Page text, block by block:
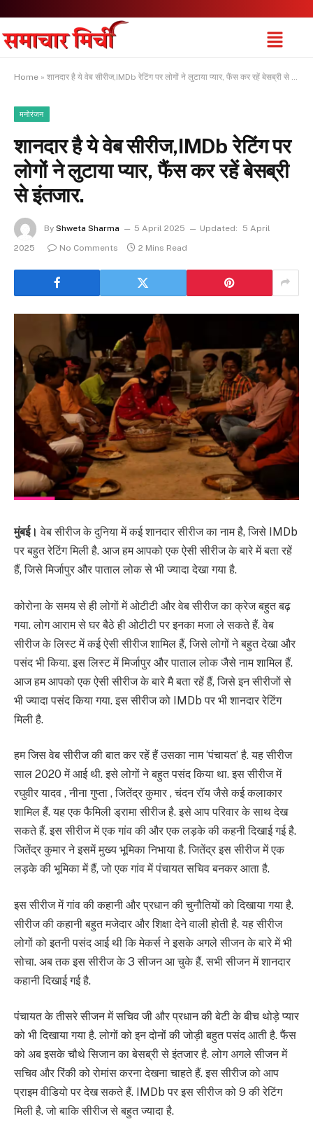
Home » शानदार है ये वेब सीरीज,IMDb रेटिंग पर लोगों ने लुटाया प्यार, फैंस कर रहें बेसब्री से इंतजार.
मनोरंजन
शानदार है ये वेब सीरीज,IMDb रेटिंग पर
लोगों ने लुटाया प्यार, फैंस कर रहें बेसब्री
से इंतजार.
By Shweta Sharma 5 April 2025 Updated:
5 April
2025
No Comments 2 Mins Read
मुंबई। वेब सीरीज के दुनिया में कई शानदार सीरीज का नाम है, जिसे IMDb
पर बहुत रेटिंग मिली है. आज हम आपको एक ऐसी सीरीज के बारे में बता रहें
हैं, जिसे मिर्जापुर और पाताल लोक से भी ज्यादा देखा गया है.
कोरोना के समय से ही लोगों में ओटीटी और वेब सीरीज का क्रेज बहुत बढ़
गया. लोग आराम से घर बैठे ही ओटीटी पर इनका मजा ले सकते हैं. वेब
सीरीज के लिस्ट में कई ऐसी सीरीज शामिल हैं, जिसे लोगों ने बहुत देखा और
पसंद भी किया. इस लिस्ट में मिर्जापुर और पाताल लोक जैसे नाम शामिल हैं.
आज हम आपको एक ऐसी सीरीज के बारे मै बता रहें हैं, जिसे इन सीरीजों से
भी ज्यादा पसंद किया गया. इस सीरीज को IMDb पर भी शानदार रेटिंग
मिली है.
हम जिस वेब सीरीज की बात कर रहें हैं उसका नाम ‘पंचायत’ है. यह सीरीज
साल 2020 में आई थी. इसे लोगों ने बहुत पसंद किया था. इस सीरीज में
रघुवीर यादव , नीना गुप्ता , जितेंद्र कुमार , चंदन रॉय जैसे कई कलाकार
शामिल हैं. यह एक फैमिली ड्रामा सीरीज है. इसे आप परिवार के साथ देख
सकते हैं. इस सीरीज में एक गांव की और एक लड़के की कहनी दिखाई गई है.
जितेंद्र कुमार ने इसमें मुख्य भूमिका निभाया है. जितेंद्र इस सीरीज में एक
लड़के की भूमिका में हैं, जो एक गांव में पंचायत सचिव बनकर आता है.
इस सीरीज में गांव की कहानी और प्रधान की चुनौतियों को दिखाया गया है.
सीरीज की कहानी बहुत मजेदार और शिक्षा देने वाली होती है. यह सीरीज
लोगों को इतनी पसंद आई थी कि मेकर्स ने इसके अगले सीजन के बारे में भी
सोचा. अब तक इस सीरीज के 3 सीजन आ चुके हैं. सभी सीजन में शानदार
कहानी दिखाई गई है.
पंचायत के तीसरे सीजन में सचिव जी और प्रधान की बेटी के बीच थोड़े प्यार
को भी दिखाया गया है. लोगों को इन दोनों की जोड़ी बहुत पसंद आती है. फैंस
को अब इसके चौथे सिजान का बेसब्री से इंतजार है. लोग अगले सीजन में
सचिव और रिंकी को रोमांस करना देखना चाहते हैं. इस सीरीज को आप
प्राइम वीडियो पर देख सकते हैं. IMDb पर इस सीरीज को 9 की रेटिंग
मिली है. जो बाकि सीरीज से बहुत ज्यादा है.